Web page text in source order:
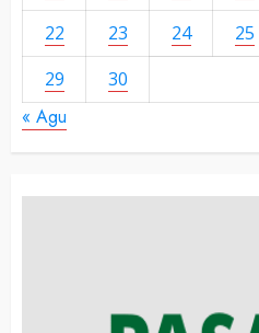
22
23 24 25
29
30
« Agu